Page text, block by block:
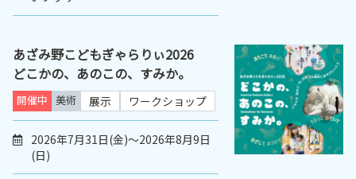
あざみ野こどもぎゃらりぃ2026
どこかの、あのこの、すみか。
開催中 美術 展示 ワークショップ
2026年7月31日(金)～2026年8月9日
(日)